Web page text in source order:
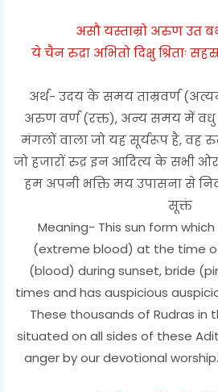
असौ यस्ताम्रो अरुण उत
ये चैन रुद्रा अभितो दिक्षु श्रिताः
अर्थ- उदय के समय ताम्रवर्ण
अरुण वर्ण (रक्त), अन्य समय में वधु
मंगलों वाला जो यह सूर्यरूप है, वह
जो हजारों रुद्र इन आदित्य के सभी
हम अपनी भक्ति मय उपासना से
सूक्तं
Meaning- This sun form
(extreme blood) at the time
(blood) during sunset, bride
times and has auspicious
These thousands of Rudras in
situated on all sides of these
anger by our devotional